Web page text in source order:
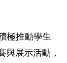
極推動學生
與展示活動，